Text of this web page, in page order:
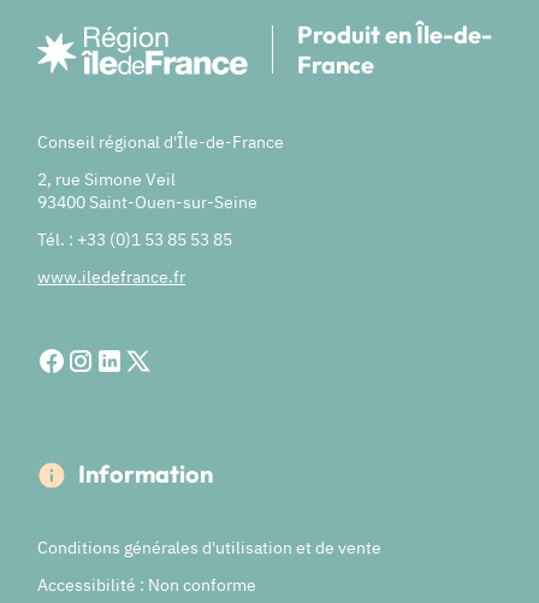
Produit en Île-de-
France
Conseil régional d'Île-de-France
2, rue Simone Veil
93400 Saint-Ouen-sur-Seine
Tél. : +33 (0)1 53 85 53 85
www.iledefrance.fr
Information
Conditions générales d'utilisation et de vente
Accessibilité : Non conforme